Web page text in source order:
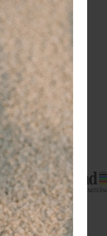
€95,- excl. btw
specialist